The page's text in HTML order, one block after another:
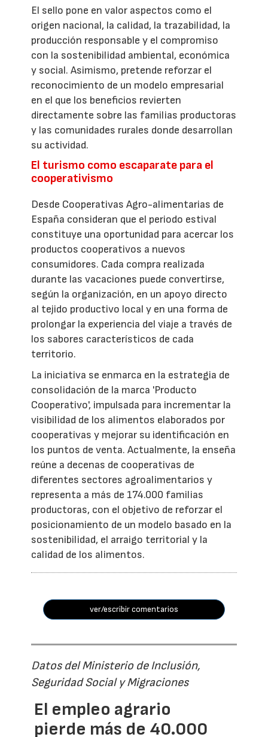
El sello pone en valor aspectos como el
origen nacional, la calidad, la trazabilidad, la
producción responsable y el compromiso
con la sostenibilidad ambiental, económica
y social. Asimismo, pretende reforzar el
reconocimiento de un modelo empresarial
en el que los beneficios revierten
directamente sobre las familias productoras
y las comunidades rurales donde desarrollan
su actividad.
El turismo como escaparate para el
cooperativismo
Desde Cooperativas Agro-alimentarias de
España consideran que el periodo estival
constituye una oportunidad para acercar los
productos cooperativos a nuevos
consumidores. Cada compra realizada
durante las vacaciones puede convertirse,
según la organización, en un apoyo directo
al tejido productivo local y en una forma de
prolongar la experiencia del viaje a través de
los sabores característicos de cada
territorio.
La iniciativa se enmarca en la estrategia de
consolidación de la marca 'Producto
Cooperativo', impulsada para incrementar la
visibilidad de los alimentos elaborados por
cooperativas y mejorar su identificación en
los puntos de venta. Actualmente, la enseña
reúne a decenas de cooperativas de
diferentes sectores agroalimentarios y
representa a más de 174.000 familias
productoras, con el objetivo de reforzar el
posicionamiento de un modelo basado en la
sostenibilidad, el arraigo territorial y la
calidad de los alimentos.
ver/escribir comentarios
Datos del Ministerio de Inclusión,
Seguridad Social y Migraciones
El empleo agrario
pierde más de 40.000